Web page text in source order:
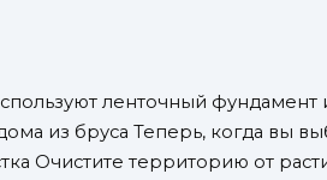
ленточный фундамент
из бруса Теперь, когда вы
Очистите территорию от